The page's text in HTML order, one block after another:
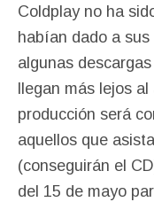
Coldplay no ha
habían dado a
algunas
llegan más lejos
producción será
aquellos que
(conseguirán el
del 15 de mayo